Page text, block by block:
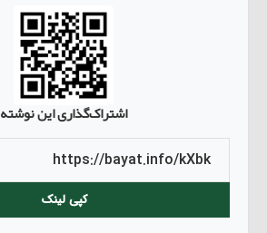
اشتراک‌گذاری این نوشته
کپی لینک